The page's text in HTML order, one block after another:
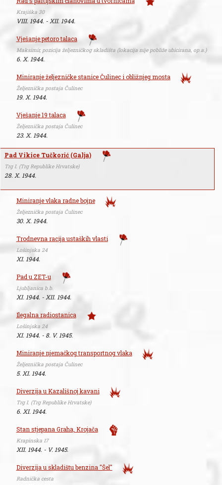
Krajiška 30
VIII. 1944. - XII. 1944.
Vješanje petoro talaca
Maksimir, pozicija željezničkog skladišta (lokacija nije pobliže ubicirana, op.a.)
6. X. 1944.
Miniranje željezničke stanice Čulinec i obližnjeg mosta
Željeznička postaja Čulinec
19. X. 1944.
Vješanje 19 talaca
Željeznička postaja Čulinec
23. X. 1944.
Pad Vikice Tučkorić (Galja)
Trg I. (Trg Republike Hrvatske)
28. X. 1944.
Miniranje vlaka radne bojne
Željeznička postaja Čulinec
30. X. 1944.
Trodnevna racija ustaških vlasti
Lošinjska 24
XI. 1944.
Pad u ZET-u
Ljubljanica b.b.
XI. 1944. - XII. 1944.
Ilegalna radiostanica
Lošinjska 24
XI. 1944. - 8. V. 1945.
Miniranje njemačkog transportnog vlaka
Željeznička postaja Čulinec
5. XI. 1944.
Diverzija u Kazališnoj kavani
Trg I. (Trg Republike Hrvatske)
6. XI. 1944.
Stan stjepana Graha, Krojača
Krapinska 17
XII. 1944. - V. 1945.
Diverzija u skladištu benzina "Šel"
Radnička cesta